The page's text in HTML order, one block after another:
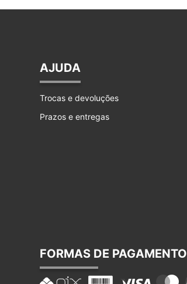
AJUDA
Trocas e devoluções
Prazos e entregas
FORMAS DE PAGAMENTO